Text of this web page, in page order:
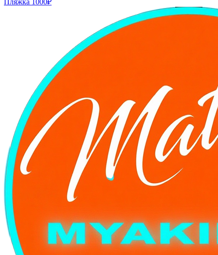
Пляжка 1000₽